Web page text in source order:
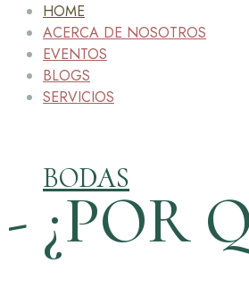
BODAS
HOME
ACERCA DE NOSOTROS
EVENTOS
BLOGS
SERVICIOS
- ¿POR